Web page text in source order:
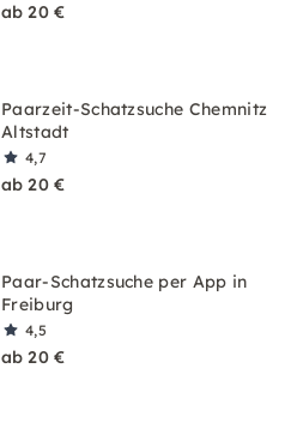
ab 20 €
Paarzeit-Schatzsuche Chemnitz
Altstadt
4,7
ab 20 €
Paar-Schatzsuche per App in
Freiburg
4,5
ab 20 €